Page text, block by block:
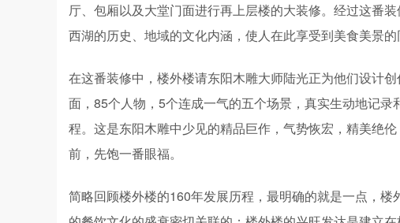
厅、包厢以及大堂门面进行再上层楼的大装修。经过这番
西湖的历史、地域的文化内涵，使人在此享受到美食美景
在这番装修中，楼外楼请东阳木雕大师陆光正为他们设计
面，85个人物，5个连成一气的五个场景，真实生动地记
程。这是东阳木雕中少见的精品巨作，气势恢宏，精美绝
前，先饱一番眼福。
简略回顾楼外楼的160年发展历程，最明确的就是一点，